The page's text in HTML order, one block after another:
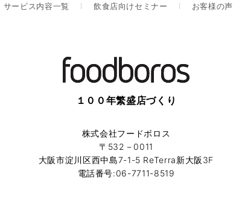
サービス内容一覧 飲食店向けセミナー お客様の声
１００年繁盛店づくり
株式会社フードボロス
〒532－0011
大阪市淀川区西中島7-1-5 ReTerra新大阪3F
電話番号:06-7711-8519